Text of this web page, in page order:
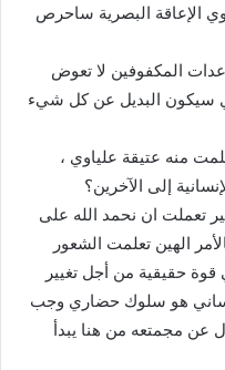
الإعاقة البصرية ساحرص
المكفوفين لا تعوض
سيكون البديل عن كل شيء
منه عتيقة علياوي ،
إلى الآخرين؟
تعملت ان نحمد الله على
الهين تعلمت الشعور
حقيقية من أجل تغيير
هو سلوك حضاري وجب
مجمتعه من هنا يبدأ